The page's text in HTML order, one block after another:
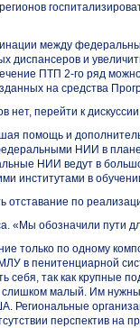
между
диспансеров и
ПТП 2-го ряд
на средства
нет, перейти к
помощь и
НИИ в
НИИ ведут в
институтами в
отставание по
«Мы обозначили пути
только по одному
в пенитенциарной
себя, так как крупные
малый. Им
Региональные
перспектив на